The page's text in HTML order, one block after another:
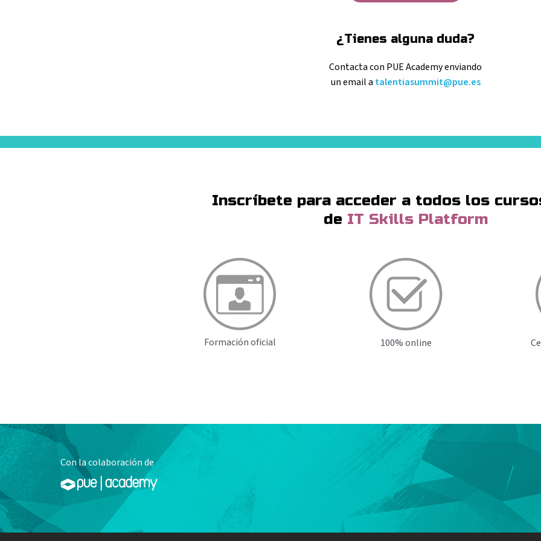
¿Tienes alguna duda?
Contacta con PUE Academy enviando
un email a talentiasummit@pue.es
Inscríbete para acceder a todos los
de IT Skills Platform
Formación oficial 100% online
Con la colaboración de